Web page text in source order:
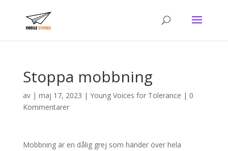
Stoppa mobbning
av | maj 17, 2023 | Young Voices for Tolerance | 0
Kommentarer
Mobbning är en dålig grej som händer över hela